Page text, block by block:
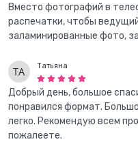
Вместо фотографий в
распечатки, чтобы
заламинированные фото,
Татьяна
Добрый день, большое
понравился формат.
легко. Рекомендую всем
пожалеете.